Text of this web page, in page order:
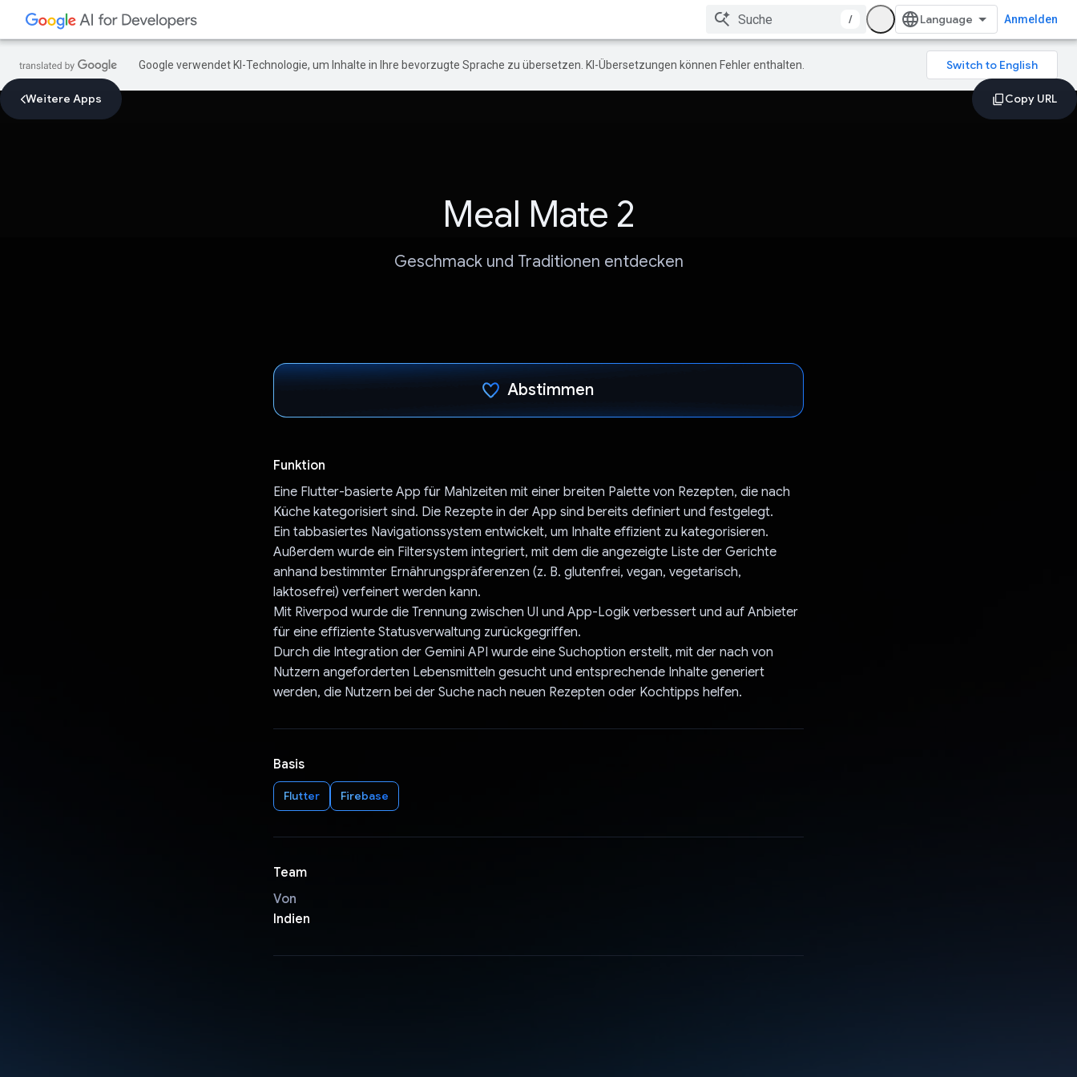
/ Anmelden
Google verwendet KI-Technologie, um Inhalte in Ihre bevorzugte Sprache zu übersetzen. KI-Übersetzungen können Fehler enthalten.
Weitere Apps
Meal Mate 2
Geschmack und Traditionen entdecken
Abstimmen
Funktion
Eine Flutter-basierte App für Mahlzeiten mit einer breiten Palette von Rezepten, die nach
Küche kategorisiert sind. Die Rezepte in der App sind bereits definiert und festgelegt.
Ein tabbasiertes Navigationssystem entwickelt, um Inhalte effizient zu kategorisieren.
Außerdem wurde ein Filtersystem integriert, mit dem die angezeigte Liste der Gerichte
anhand bestimmter Ernährungspräferenzen (z. B. glutenfrei, vegan, vegetarisch,
laktosefrei) verfeinert werden kann.
Mit Riverpod wurde die Trennung zwischen UI und App-Logik verbessert und auf Anbieter
für eine effiziente Statusverwaltung zurückgegriffen.
Durch die Integration der Gemini API wurde eine Suchoption erstellt, mit der nach von
Nutzern angeforderten Lebensmitteln gesucht und entsprechende Inhalte generiert
werden, die Nutzern bei der Suche nach neuen Rezepten oder Kochtipps helfen.
Basis
Flutter Firebase
Team
Von
Indien